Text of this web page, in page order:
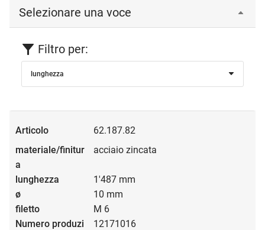
Selezionare una voce
Filtro per:
lunghezza
62.187.82
acciaio zincata
1'487 mm
10 mm
M 6
12171016